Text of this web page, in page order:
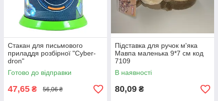
Стакан для письмового
приладдя розбірної "Cyber-
dron"
Готово до відправки
47,65 ₴ 56,06 ₴
Підставка для ручок м'яка
Мавпа маленька 9*7 см код
7109
В наявності
80,09 ₴